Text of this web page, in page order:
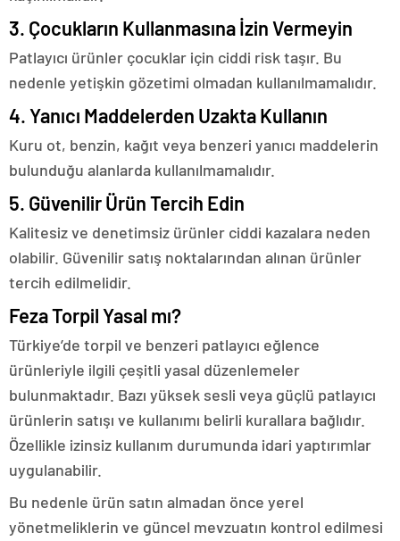
3. Çocukların Kullanmasına İzin Vermeyin
Patlayıcı ürünler çocuklar için ciddi risk taşır. Bu
nedenle yetişkin gözetimi olmadan kullanılmamalıdır.
4. Yanıcı Maddelerden Uzakta Kullanın
Kuru ot, benzin, kağıt veya benzeri yanıcı maddelerin
bulunduğu alanlarda kullanılmamalıdır.
5. Güvenilir Ürün Tercih Edin
Kalitesiz ve denetimsiz ürünler ciddi kazalara neden
olabilir. Güvenilir satış noktalarından alınan ürünler
tercih edilmelidir.
Feza Torpil Yasal mı?
Türkiye’de torpil ve benzeri patlayıcı eğlence
ürünleriyle ilgili çeşitli yasal düzenlemeler
bulunmaktadır. Bazı yüksek sesli veya güçlü patlayıcı
ürünlerin satışı ve kullanımı belirli kurallara bağlıdır.
Özellikle izinsiz kullanım durumunda idari yaptırımlar
uygulanabilir.
Bu nedenle ürün satın almadan önce yerel
yönetmeliklerin ve güncel mevzuatın kontrol edilmesi